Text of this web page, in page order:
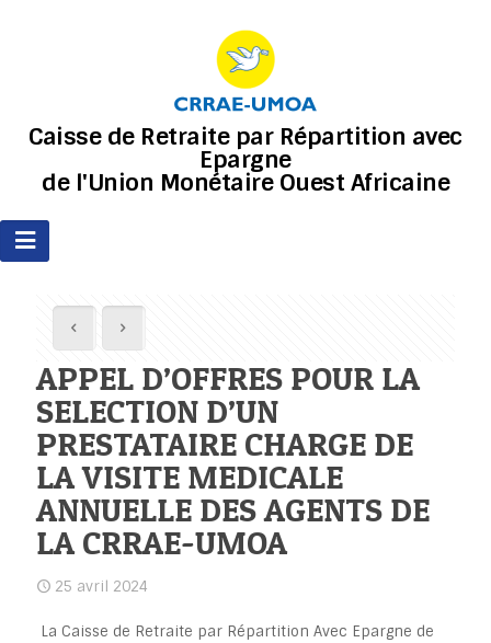
Caisse de Retraite par Répartition avec
Epargne
de l'Union Monétaire Ouest Africaine
APPEL D’OFFRES POUR LA
SELECTION D’UN
PRESTATAIRE CHARGE DE
LA VISITE MEDICALE
ANNUELLE DES AGENTS DE
LA CRRAE-UMOA
25 avril 2024
La Caisse de Retraite par Répartition Avec Epargne de